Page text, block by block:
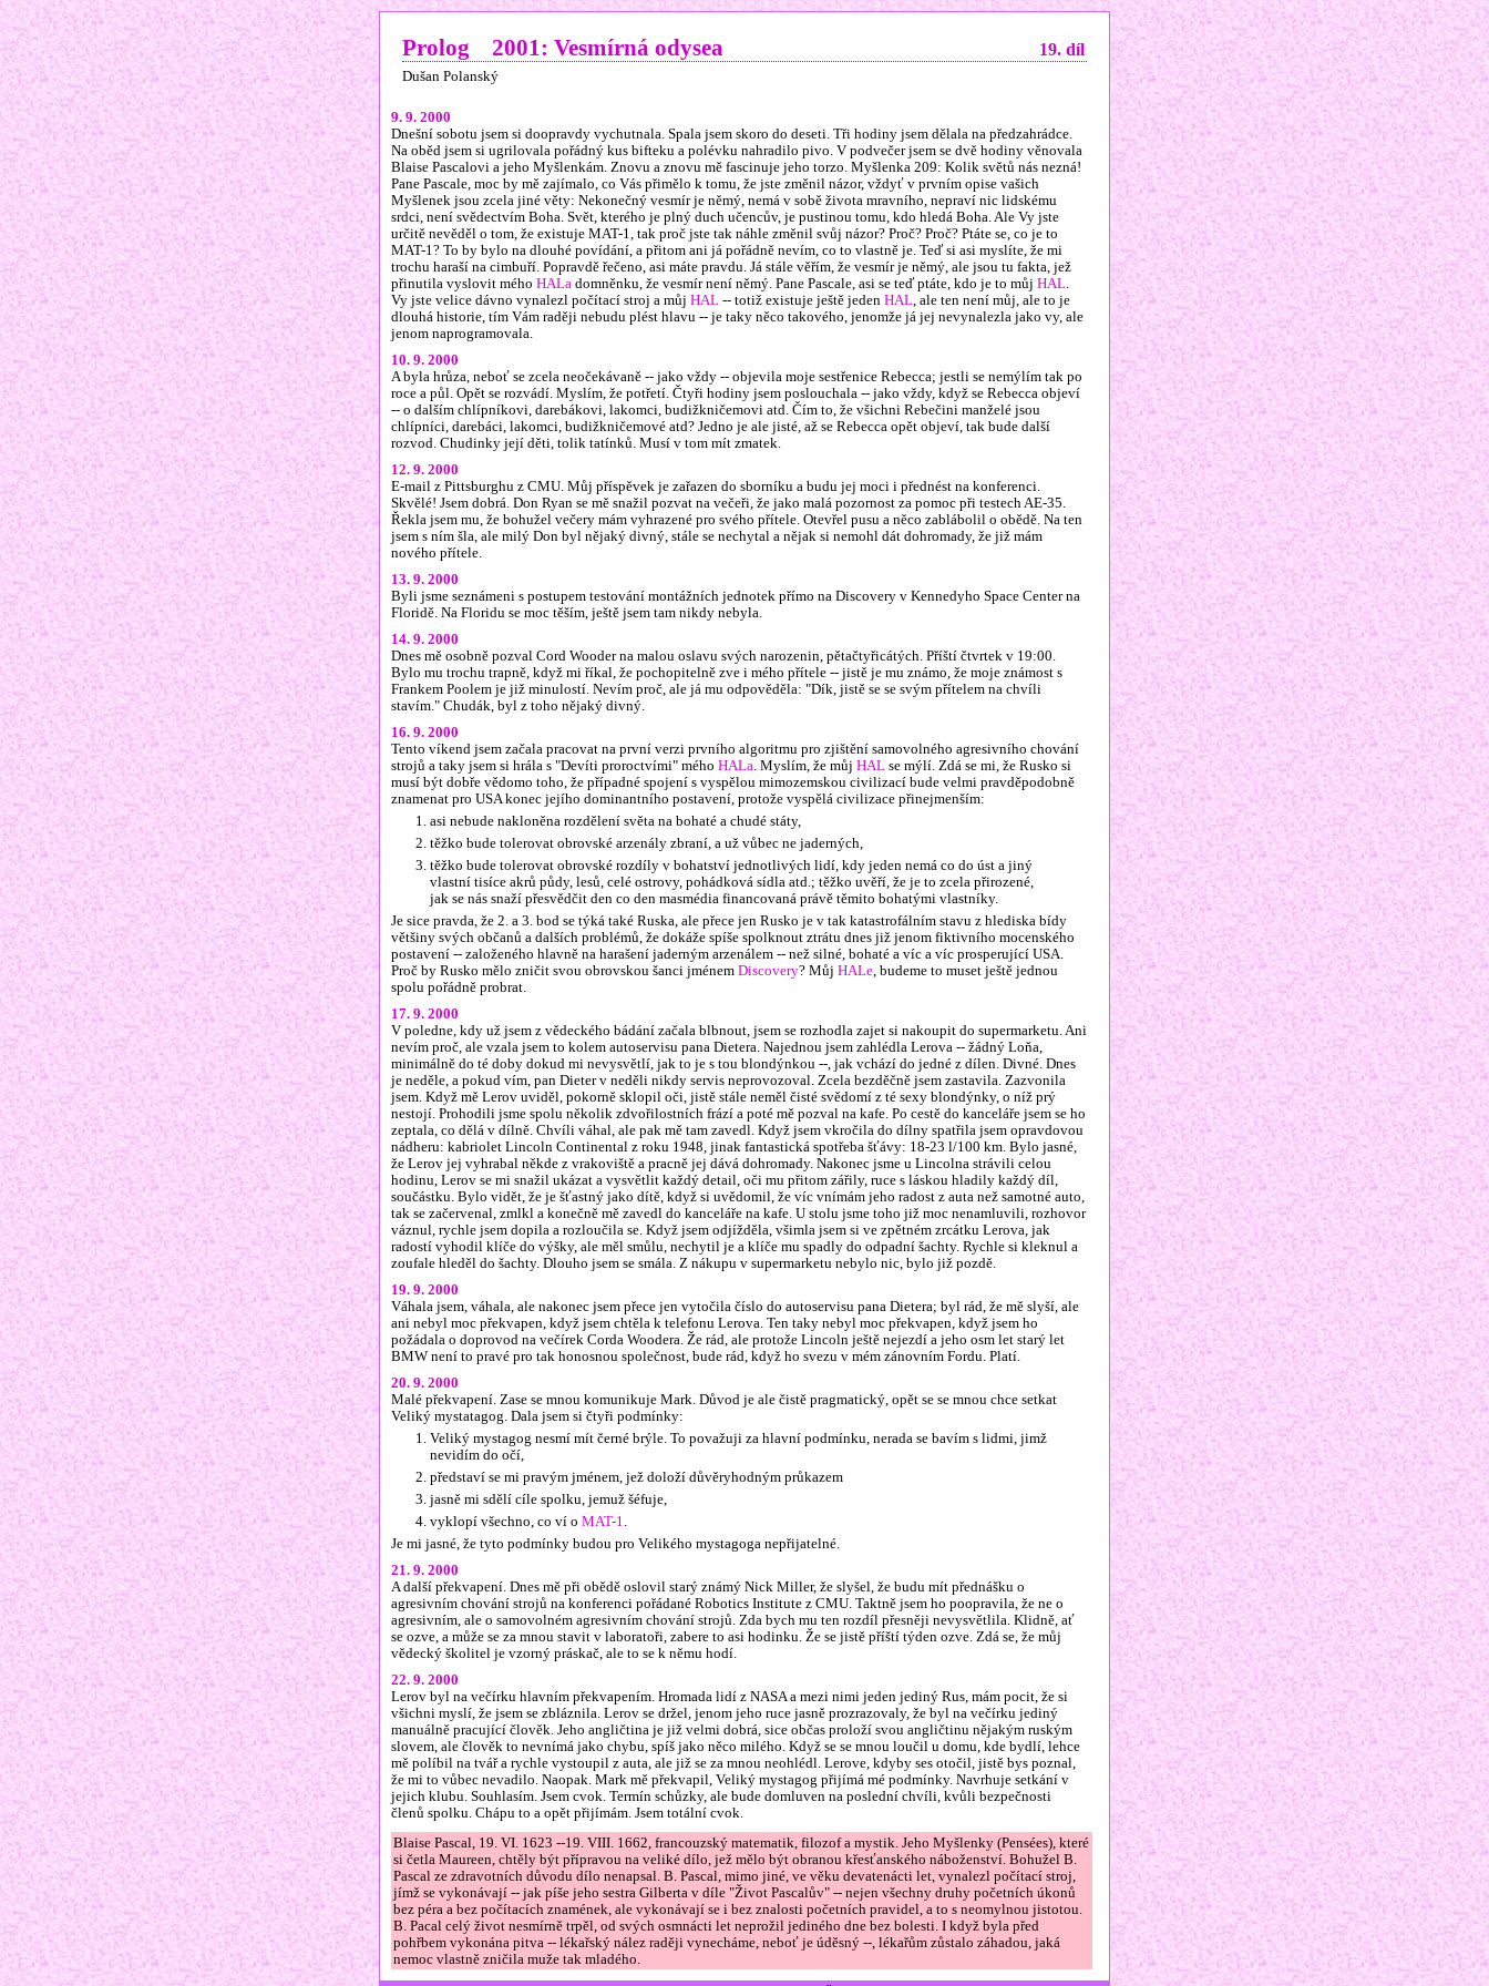
Prolog 2001: Vesmírná odysea 19. díl
Dušan Polanský
9. 9. 2000
Dnešní sobotu jsem si doopravdy vychutnala. Spala jsem skoro do deseti. Tři hodiny jsem dělala na předzahrádce.
Na oběd jsem si ugrilovala pořádný kus bifteku a polévku nahradilo pivo. V podvečer jsem se dvě hodiny věnovala
Blaise Pascalovi a jeho Myšlenkám. Znovu a znovu mě fascinuje jeho torzo. Myšlenka 209: Kolik světů nás nezná!
Pane Pascale, moc by mě zajímalo, co Vás přimělo k tomu, že jste změnil názor, vždyť v prvním opise vašich
Myšlenek jsou zcela jiné věty: Nekonečný vesmír je němý, nemá v sobě života mravního, nepraví nic lidskému
srdci, není svědectvím Boha. Svět, kterého je plný duch učencův, je pustinou tomu, kdo hledá Boha. Ale Vy jste
určitě nevěděl o tom, že existuje MAT-1, tak proč jste tak náhle změnil svůj názor? Proč? Proč? Ptáte se, co je to
MAT-1? To by bylo na dlouhé povídání, a přitom ani já pořádně nevím, co to vlastně je. Teď si asi myslíte, že mi
trochu haraší na cimbuří. Popravdě řečeno, asi máte pravdu. Já stále věřím, že vesmír je němý, ale jsou tu fakta, jež
přinutila vyslovit mého HALa domněnku, že vesmír není němý. Pane Pascale, asi se teď ptáte, kdo je to můj HAL.
Vy jste velice dávno vynalezl počítací stroj a můj HAL -- totiž existuje ještě jeden HAL, ale ten není můj, ale to je
dlouhá historie, tím Vám raději nebudu plést hlavu -- je taky něco takového, jenomže já jej nevynalezla jako vy, ale
jenom naprogramovala.
10. 9. 2000
A byla hrůza, neboť se zcela neočekávaně -- jako vždy -- objevila moje sestřenice Rebecca; jestli se nemýlím tak po
roce a půl. Opět se rozvádí. Myslím, že potřetí. Čtyři hodiny jsem poslouchala -- jako vždy, když se Rebecca objeví
-- o dalším chlípníkovi, darebákovi, lakomci, budižkničemovi atd. Čím to, že všichni Rebečini manželé jsou
chlípníci, darebáci, lakomci, budižkničemové atd? Jedno je ale jisté, až se Rebecca opět objeví, tak bude další
rozvod. Chudinky její děti, tolik tatínků. Musí v tom mít zmatek.
12. 9. 2000
E-mail z Pittsburghu z CMU. Můj příspěvek je zařazen do sborníku a budu jej moci i přednést na konferenci.
Skvělé! Jsem dobrá. Don Ryan se mě snažil pozvat na večeři, že jako malá pozornost za pomoc při testech AE-35.
Řekla jsem mu, že bohužel večery mám vyhrazené pro svého přítele. Otevřel pusu a něco zablábolil o obědě. Na ten
jsem s ním šla, ale milý Don byl nějaký divný, stále se nechytal a nějak si nemohl dát dohromady, že již mám
nového přítele.
13. 9. 2000
Byli jsme seznámeni s postupem testování montážních jednotek přímo na Discovery v Kennedyho Space Center na
Floridě. Na Floridu se moc těším, ještě jsem tam nikdy nebyla.
14. 9. 2000
Dnes mě osobně pozval Cord Wooder na malou oslavu svých narozenin, pětačtyřicátých. Příští čtvrtek v 19:00.
Bylo mu trochu trapně, když mi říkal, že pochopitelně zve i mého přítele -- jistě je mu známo, že moje známost s
Frankem Poolem je již minulostí. Nevím proč, ale já mu odpověděla: "Dík, jistě se se svým přítelem na chvíli
stavím." Chudák, byl z toho nějaký divný.
16. 9. 2000
Tento víkend jsem začala pracovat na první verzi prvního algoritmu pro zjištění samovolného agresivního chování
strojů a taky jsem si hrála s "Devíti proroctvími" mého HALa. Myslím, že můj HAL se mýlí. Zdá se mi, že Rusko si
musí být dobře vědomo toho, že případné spojení s vyspělou mimozemskou civilizací bude velmi pravděpodobně
znamenat pro USA konec jejího dominantního postavení, protože vyspělá civilizace přinejmenším:
asi nebude nakloněna rozdělení světa na bohaté a chudé státy,
těžko bude tolerovat obrovské arzenály zbraní, a už vůbec ne jaderných,
těžko bude tolerovat obrovské rozdíly v bohatství jednotlivých lidí, kdy jeden nemá co do úst a jiný
vlastní tisíce akrů půdy, lesů, celé ostrovy, pohádková sídla atd.; těžko uvěří, že je to zcela přirozené,
jak se nás snaží přesvědčit den co den masmédia financovaná právě těmito bohatými vlastníky.
Je sice pravda, že 2. a 3. bod se týká také Ruska, ale přece jen Rusko je v tak katastrofálním stavu z hlediska bídy
většiny svých občanů a dalších problémů, že dokáže spíše spolknout ztrátu dnes již jenom fiktivního mocenského
postavení -- založeného hlavně na harašení jaderným arzenálem -- než silné, bohaté a víc a víc prosperující USA.
Proč by Rusko mělo zničit svou obrovskou šanci jménem Discovery? Můj HALe, budeme to muset ještě jednou
spolu pořádně probrat.
17. 9. 2000
V poledne, kdy už jsem z vědeckého bádání začala blbnout, jsem se rozhodla zajet si nakoupit do supermarketu. Ani
nevím proč, ale vzala jsem to kolem autoservisu pana Dietera. Najednou jsem zahlédla Lerova -- žádný Loňa,
minimálně do té doby dokud mi nevysvětlí, jak to je s tou blondýnkou --, jak vchází do jedné z dílen. Divné. Dnes
je neděle, a pokud vím, pan Dieter v neděli nikdy servis neprovozoval. Zcela bezděčně jsem zastavila. Zazvonila
jsem. Když mě Lerov uviděl, pokorně sklopil oči, jistě stále neměl čisté svědomí z té sexy blondýnky, o níž prý
nestojí. Prohodili jsme spolu několik zdvořilostních frází a poté mě pozval na kafe. Po cestě do kanceláře jsem se ho
zeptala, co dělá v dílně. Chvíli váhal, ale pak mě tam zavedl. Když jsem vkročila do dílny spatřila jsem opravdovou
nádheru: kabriolet Lincoln Continental z roku 1948, jinak fantastická spotřeba šťávy: 18-23 l/100 km. Bylo jasné,
že Lerov jej vyhrabal někde z vrakoviště a pracně jej dává dohromady. Nakonec jsme u Lincolna strávili celou
hodinu, Lerov se mi snažil ukázat a vysvětlit každý detail, oči mu přitom zářily, ruce s láskou hladily každý díl,
součástku. Bylo vidět, že je šťastný jako dítě, když si uvědomil, že víc vnímám jeho radost z auta než samotné auto,
tak se začervenal, zmlkl a konečně mě zavedl do kanceláře na kafe. U stolu jsme toho již moc nenamluvili, rozhovor
váznul, rychle jsem dopila a rozloučila se. Když jsem odjížděla, všimla jsem si ve zpětném zrcátku Lerova, jak
radostí vyhodil klíče do výšky, ale měl smůlu, nechytil je a klíče mu spadly do odpadní šachty. Rychle si kleknul a
zoufale hleděl do šachty. Dlouho jsem se smála. Z nákupu v supermarketu nebylo nic, bylo již pozdě.
19. 9. 2000
Váhala jsem, váhala, ale nakonec jsem přece jen vytočila číslo do autoservisu pana Dietera; byl rád, že mě slyší, ale
ani nebyl moc překvapen, když jsem chtěla k telefonu Lerova. Ten taky nebyl moc překvapen, když jsem ho
požádala o doprovod na večírek Corda Woodera. Že rád, ale protože Lincoln ještě nejezdí a jeho osm let starý let
BMW není to pravé pro tak honosnou společnost, bude rád, když ho svezu v mém zánovním Fordu. Platí.
20. 9. 2000
Malé překvapení. Zase se mnou komunikuje Mark. Důvod je ale čistě pragmatický, opět se se mnou chce setkat
Veliký mystatagog. Dala jsem si čtyři podmínky:
Veliký mystagog nesmí mít černé brýle. To považuji za hlavní podmínku, nerada se bavím s lidmi, jimž
nevidím do očí,
představí se mi pravým jménem, jež doloží důvěryhodným průkazem
jasně mi sdělí cíle spolku, jemuž šéfuje,
vyklopí všechno, co ví o MAT-1.
Je mi jasné, že tyto podmínky budou pro Velikého mystagoga nepřijatelné.
21. 9. 2000
A další překvapení. Dnes mě při obědě oslovil starý známý Nick Miller, že slyšel, že budu mít přednášku o
agresivním chování strojů na konferenci pořádané Robotics Institute z CMU. Taktně jsem ho poopravila, že ne o
agresivním, ale o samovolném agresivním chování strojů. Zda bych mu ten rozdíl přesněji nevysvětlila. Klidně, ať
se ozve, a může se za mnou stavit v laboratoři, zabere to asi hodinku. Že se jistě příští týden ozve. Zdá se, že můj
vědecký školitel je vzorný práskač, ale to se k němu hodí.
22. 9. 2000
Lerov byl na večírku hlavním překvapením. Hromada lidí z NASA a mezi nimi jeden jediný Rus, mám pocit, že si
všichni myslí, že jsem se zbláznila. Lerov se držel, jenom jeho ruce jasně prozrazovaly, že byl na večírku jediný
manuálně pracující člověk. Jeho angličtina je již velmi dobrá, sice občas proloží svou angličtinu nějakým ruským
slovem, ale člověk to nevnímá jako chybu, spíš jako něco milého. Když se se mnou loučil u domu, kde bydlí, lehce
mě políbil na tvář a rychle vystoupil z auta, ale již se za mnou neohlédl. Lerove, kdyby ses otočil, jistě bys poznal,
že mi to vůbec nevadilo. Naopak. Mark mě překvapil, Veliký mystagog přijímá mé podmínky. Navrhuje setkání v
jejich klubu. Souhlasím. Jsem cvok. Termín schůzky, ale bude domluven na poslední chvíli, kvůli bezpečnosti
členů spolku. Chápu to a opět přijímám. Jsem totální cvok.
Blaise Pascal, 19. VI. 1623 --19. VIII. 1662, francouzský matematik, filozof a mystik. Jeho Myšlenky (Pensées), které
si četla Maureen, chtěly být přípravou na veliké dílo, jež mělo být obranou křesťanského náboženství. Bohužel B.
Pascal ze zdravotních důvodu dílo nenapsal. B. Pascal, mimo jiné, ve věku devatenácti let, vynalezl počítací stroj,
jímž se vykonávají -- jak píše jeho sestra Gilberta v díle "Život Pascalův" -- nejen všechny druhy početních úkonů
bez péra a bez počítacích znamének, ale vykonávají se i bez znalosti početních pravidel, a to s neomylnou jistotou.
B. Pacal celý život nesmírně trpěl, od svých osmnácti let neprožil jediného dne bez bolesti. I když byla před
pohřbem vykonána pitva -- lékařský nález raději vynecháme, neboť je úděsný --, lékařům zůstalo záhadou, jaká
nemoc vlastně zničila muže tak mladého.